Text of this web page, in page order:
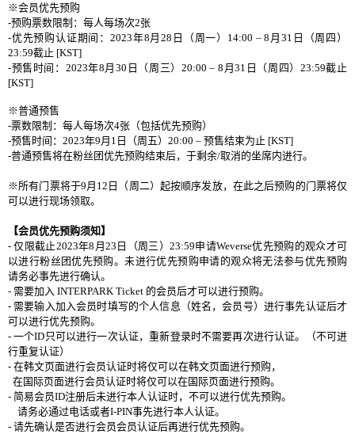
※会员优先预购
-预购票数限制：每人每场次2张
-优先预购认证期间： 2023年8月28 日（周一） 14:00 – 8 月31 日（周四）
23:59截止 [KST]
-预售 时间 ： 2023年8月30 日（周三） 20:00 – 8 月31 日（周四） 23:59截止
[KST]
※普通预售
-票数限制： 每人每场次4张 （包括优先预购）
-预售时间： 2023年9月 1 日（周五） 20:00 – 预售结束为止 [KST]
-普通预售将在粉丝团优先预购结束后，于剩余/取消的坐席内进行。
※所有门票将于9月 12 日（周二）起按顺序发放，在此之后预购的门票将仅
可以进行现场领取。
【会员优先预购须知】
-仅限截止2023年8 月23 日（周三）23:59申请Weverse优先预购的观众才可
以进行粉丝团优先预购。未进行优先预购申请的观众将无法参与优先预购
请务必事先进行确认。
- 需要加入 INTERPARK Ticket 的会员后才可以进行预购。
-需要输入加入会员时填写的个人信息（姓名，会员号）进行事先认证后才
可以进行优先预购。
-一个ID 只可以进行一次认证，重新登录时不需要再次进行认证。（不可进
行重复认证）
- 在韩文页面进行会员认证时将仅可以在韩文页面进行预购，
在国际页面进行会员认证时将仅可以在国际页面进行预购。
- 简易会员ID注册后未进行本人认证时，不可以进行优先预购。
请务必通过电话或者I-PIN事先进行本人认证。
- 请先确认是否进行会员会员认证后再进行优先预购。